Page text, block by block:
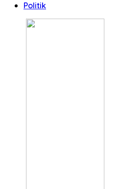
Politik